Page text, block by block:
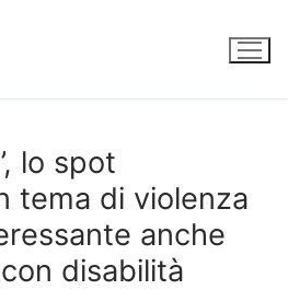
lo spot
tema di violenza
anche
disabilità